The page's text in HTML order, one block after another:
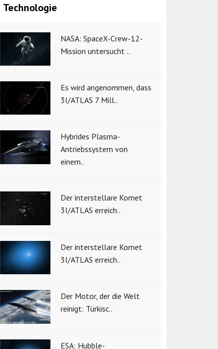
Technologie
NASA: SpaceX-Crew-12-
Mission untersucht ..
Es wird angenommen, dass
3I/ATLAS 7 Mill..
Hybrides Plasma-
Antriebssystem von
einem..
Der interstellare Komet
3I/ATLAS erreich..
Der interstellare Komet
3I/ATLAS erreich..
Der Motor, der die Welt
reinigt: Türkisc..
ESA: Hubble-